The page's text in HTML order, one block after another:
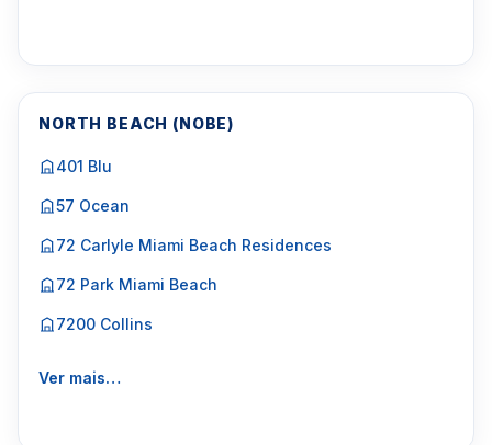
NORTH BEACH (NOBE)
401 Blu
57 Ocean
72 Carlyle Miami Beach Residences
72 Park Miami Beach
7200 Collins
Ver mais…